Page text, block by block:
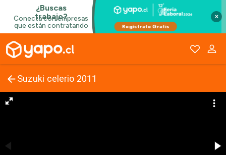
×
Suzuki celerio 2011